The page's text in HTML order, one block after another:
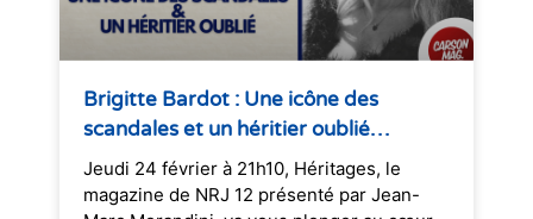
Brigitte Bardot : Une icône des
scandales et un héritier oublié…
Jeudi 24 février à 21h10, Héritages, le
magazine de NRJ 12 présenté par Jean-